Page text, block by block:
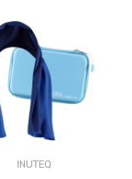
INUTEQ